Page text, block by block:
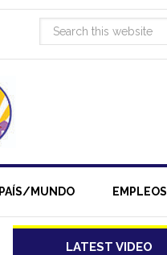
PAÍS/MUNDO EMPLEOS
LATEST VIDEO